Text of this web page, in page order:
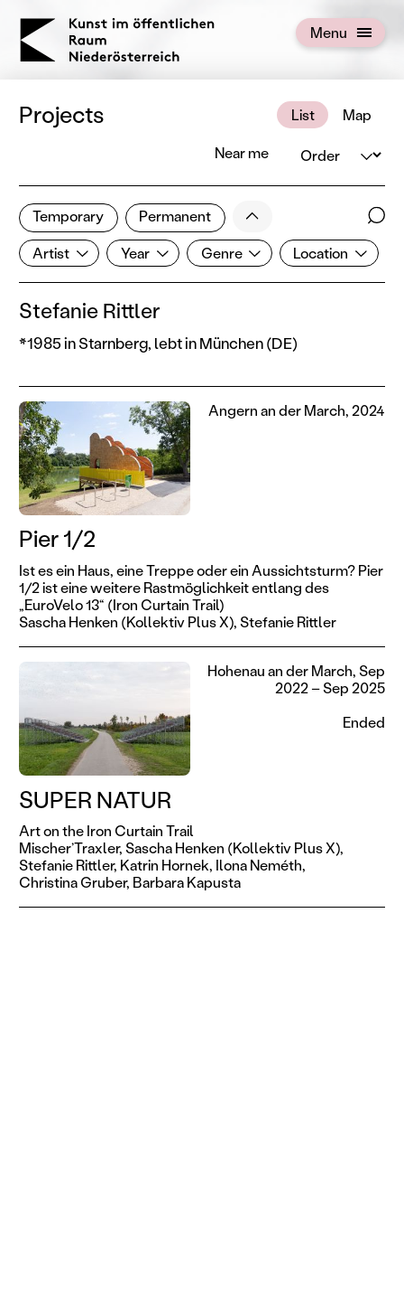
KOERNOE Menu
Open menu
Projects List Map
2 of 672 projects
Near me Order
Temporary Permanent Less
Artist
Artist YearYear Genre
Genre Location
Location
Filter results
Show all categories
Stefanie Rittler
*1985 in Starnberg, lebt in München (DE)
Pier 1/2
Ist es ein Haus, eine Treppe oder ein Aussichtsturm? Pier
1/2 ist eine weitere Rastmöglichkeit entlang des
„EuroVelo 13“ (Iron Curtain Trail)
Sascha Henken (Kollektiv Plus X),Stefanie Rittler
Angern an der March, 2024
SUPER NATUR
Art on the Iron Curtain Trail
Mischer’Traxler,Sascha Henken (Kollektiv Plus X),
Stefanie Rittler, Katrin Hornek, Ilona Neméth,
Christina Gruber, Barbara Kapusta
Hohenau an der March, Sep
2022 – Sep 2025
Ended